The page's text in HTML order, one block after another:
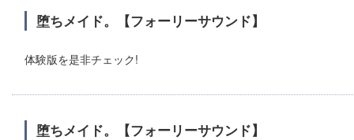
堕ちメイド。【フォーリーサウンド】
体験版を是非チェック!
堕ちメイド。【フォーリーサウンド】